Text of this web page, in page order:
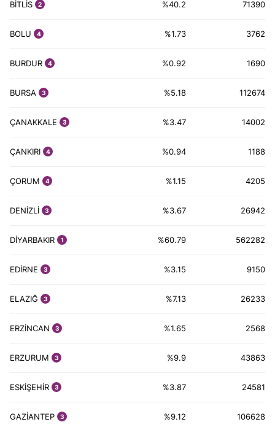
BİTLİS 2 %40.2 71390
BOLU 4 %1.73 3762
BURDUR 4 %0.92 1690
BURSA 3 %5.18 112674
ÇANAKKALE 3 %3.47 14002
ÇANKIRI 4 %0.94 1188
ÇORUM 4 %1.15 4205
DENİZLİ 3 %3.67 26942
DİYARBAKIR 1 %60.79 562282
EDİRNE 3 %3.15 9150
ELAZIĞ 3 %7.13 26233
ERZİNCAN 3 %1.65 2568
ERZURUM 3 %9.9 43863
ESKİŞEHİR 3 %3.87 24581
GAZİANTEP 3 %9.12 106628